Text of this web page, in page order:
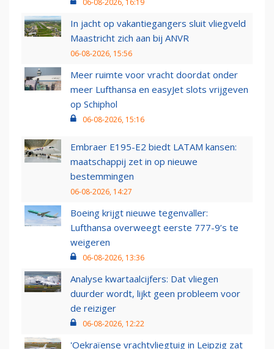
06-08-2026, 16:19
In jacht op vakantiegangers sluit vliegveld
Maastricht zich aan bij ANVR
06-08-2026, 15:56
Meer ruimte voor vracht doordat onder
meer Lufthansa en easyJet slots vrijgeven
op Schiphol
06-08-2026, 15:16
Embraer E195-E2 biedt LATAM kansen:
maatschappij zet in op nieuwe
bestemmingen
06-08-2026, 14:27
Boeing krijgt nieuwe tegenvaller:
Lufthansa overweegt eerste 777-9’s te
weigeren
06-08-2026, 13:36
Analyse kwartaalcijfers: Dat vliegen
duurder wordt, lijkt geen probleem voor
de reiziger
06-08-2026, 12:22
'Oekraïense vrachtvliegtuig in Leipzig zat